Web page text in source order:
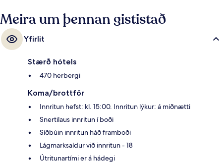
Meira um þennan gististað
Yfirlit
Stærð hótels
470 herbergi
Koma/brottför
Innritun hefst: kl. 15:00. Innritun lýkur: á miðnætti
Snertilaus innritun í boði
Síðbúin innritun háð framboði
Lágmarksaldur við innritun - 18
Útritunartími er á hádegi